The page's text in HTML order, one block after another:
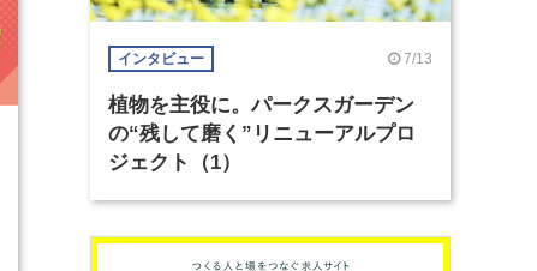
インタビュー 7/13
植物を主役に。パークスガーデン
の“残して磨く”リニューアルプロ
ジェクト（1）